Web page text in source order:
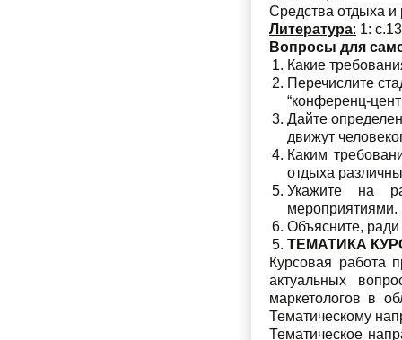
Средства отдыха и
Литература: 1:
Вопросы для
Какие
Перечислите
“конференц-
Дайте
движут
Каким
отдыха
Укажите на
мероприятиями.
Объясните, ради
ТЕМАТИКА
Курсовая работа
актуальных
маркетологов в
Тематическому
Тематическое